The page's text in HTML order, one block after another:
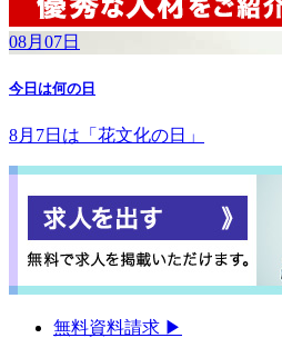
08月07日
今日は何の日
8月7日は「花文化の日」
無料資料請求 ▶︎